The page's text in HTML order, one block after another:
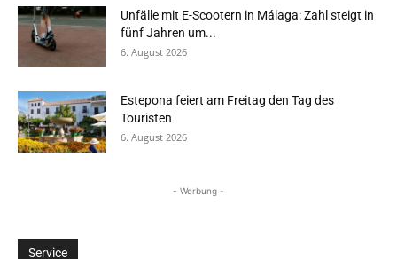
Unfälle mit E-Scootern in Málaga: Zahl steigt in
fünf Jahren um...
6. August 2026
Estepona feiert am Freitag den Tag des
Touristen
6. August 2026
- Werbung -
Service